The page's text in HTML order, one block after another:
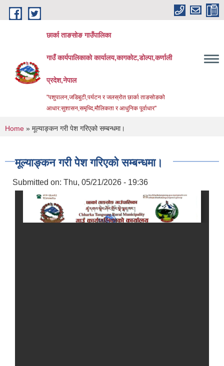
Skip to main content
छार्का ताङसोङ गाउँपालिका
गाउँ कार्यपालिकाको कार्यालय,कागकोट,डोल्पा,कर्णाली
प्रदेश,नेपाल
"पशुपालन,जडिबुटी,पर्यटन र जलस्रोत छार्का ताङसोङको
आधार:सुशासन,समृध्दि,मौलिकता र आधुनिक पूर्वाधार''
You are here
Home » मूल्याङ्कन गरी पेश गरिएको सम्बन्धमा।
मूल्याङ्कन गरी पेश गरिएको सम्बन्धमा।
Submitted on: Thu, 05/21/2026 - 19:36